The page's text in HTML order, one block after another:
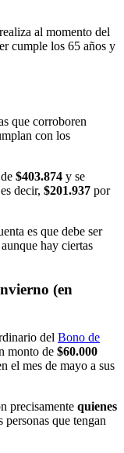
al momento del
cumple los 65 años y
que corroboren
con los
$403.874 y se
decir, $201.937 por
es que debe ser
hay ciertas
(en
del Bono de
monto de $60.000
el mes de mayo a sus
precisamente quienes
personas que tengan